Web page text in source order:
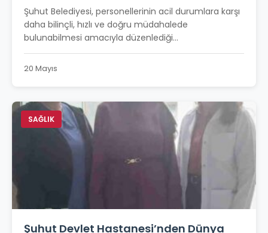
Şuhut Belediyesi, personellerinin acil durumlara karşı
daha bilinçli, hızlı ve doğru müdahalede
bulunabilmesi amacıyla düzenlediği...
20 Mayıs
SAĞLIK
Şuhut Devlet Hastanesi’nden Dünya